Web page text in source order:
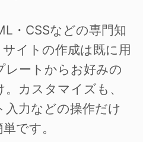
・CSSなどの専門知
イトの作成は既に用
ートからお好みの
カスタマイズも、
力などの操作だけ
です。